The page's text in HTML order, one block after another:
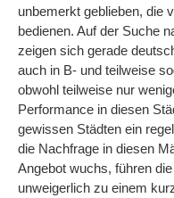
unbemerkt geblieben, die
bedienen. Auf der Suche
zeigen sich gerade
auch in B- und teilweise
obwohl teilweise nur
Performance in diesen
gewissen Städten ein
die Nachfrage in diesen
Angebot wuchs, führen
unweigerlich zu einem